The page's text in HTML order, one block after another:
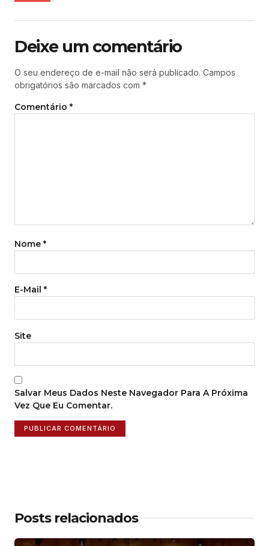
Deixe um comentário
O seu endereço de e-mail não será publicado. Campos
obrigatórios são marcados com *
Comentário *
Nome *
E-Mail *
Site
Salvar Meus Dados Neste Navegador Para A Próxima
Vez Que Eu Comentar.
Posts relacionados